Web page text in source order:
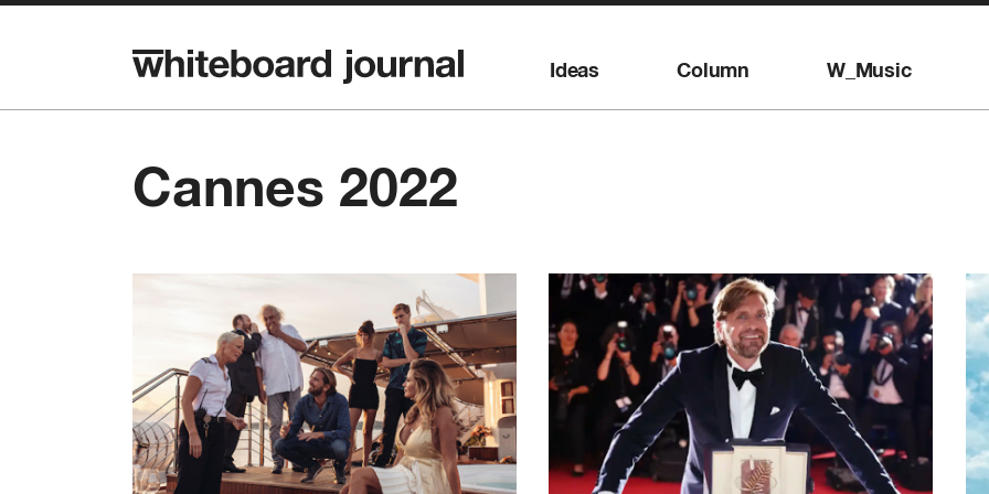
Ideas Column W_Music
Cannes 2022